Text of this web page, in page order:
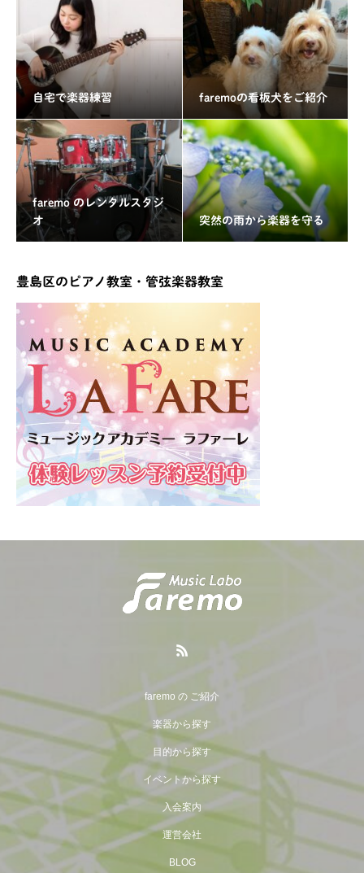
自宅で楽器練習 faremoの看板犬をご紹介
faremo のレンタルスタジ
オ
突然の雨から楽器を守る
豊島区のピアノ教室・管弦楽器教室
faremo の ご紹介
楽器から探す
目的から探す
イベントから探す
入会案内
運営会社
BLOG